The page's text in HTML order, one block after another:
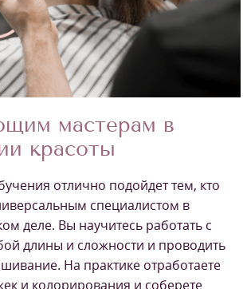
мастерам в
красоты
отлично подойдет тем, кто
специалистом в
деле. Вы научитесь работать с
длины и сложности и проводить
На практике отработаете
и колорирования и соберете